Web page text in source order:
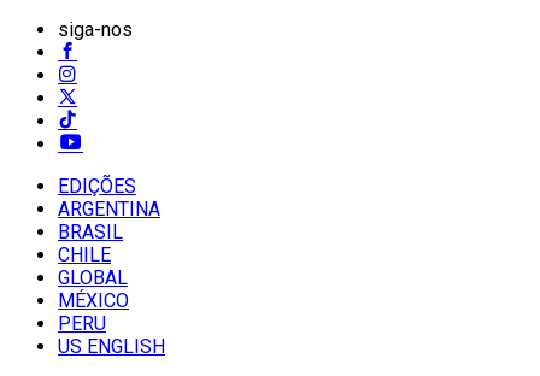
siga-nos
EDIÇÕES
ARGENTINA
BRASIL
CHILE
GLOBAL
MÉXICO
PERU
US ENGLISH